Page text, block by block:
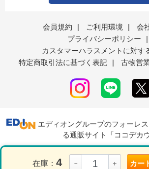
在庫： 4 － ＋ カー
会員規約 | ご利用環境 | 会
プライバシーポリシー
|
カスタマーハラスメントに対す
特定商取引法に基づく表記
| 古物営
エディオングループのフォーレ
る通販サイト「ココデカウ
表示モード ＰＣ スマ